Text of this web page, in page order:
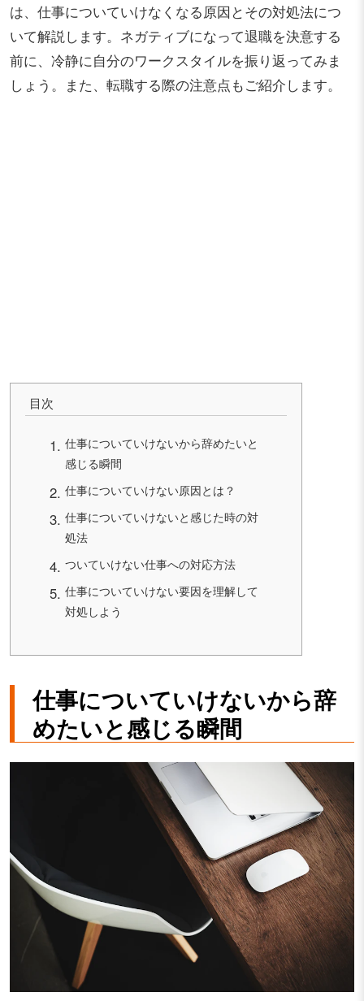
は、仕事についていけなくなる原因とその対処法につ
いて解説します。ネガティブになって退職を決意する
前に、冷静に自分のワークスタイルを振り返ってみま
しょう。また、転職する際の注意点もご紹介します。
目次
仕事についていけないから辞めたいと
感じる瞬間
仕事についていけない原因とは？
仕事についていけないと感じた時の対
処法
ついていけない仕事への対応方法
仕事についていけない要因を理解して
対処しよう
仕事についていけないから辞
めたいと感じる瞬間